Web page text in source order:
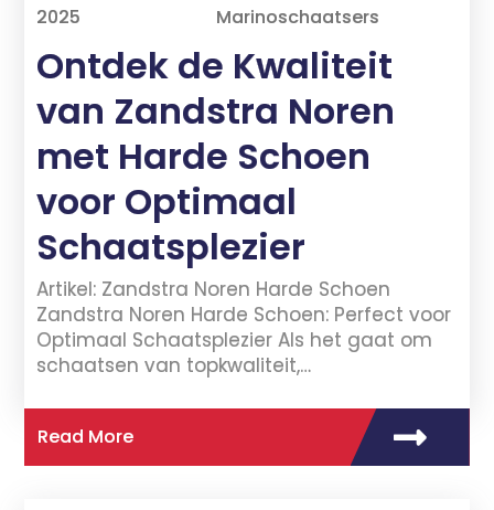
2025
Marinoschaatsers
Ontdek de Kwaliteit
van Zandstra Noren
met Harde Schoen
voor Optimaal
Schaatsplezier
Artikel: Zandstra Noren Harde Schoen
Zandstra Noren Harde Schoen: Perfect voor
Optimaal Schaatsplezier Als het gaat om
schaatsen van topkwaliteit,…
Read More